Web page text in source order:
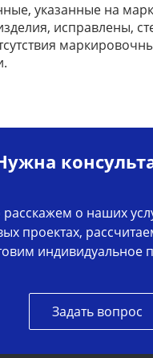
указанные на
исправлены,
о наших
проектах,
индивидуальное
Задать вопрос